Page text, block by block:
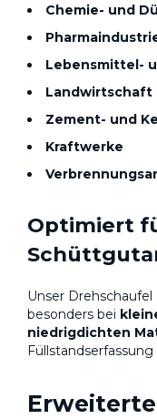
Chemie- und
Lebensmittel-
Zement- und
Kraftwerke
Optimiert
Unser
besonders bei
niedrigdichten
Erweiterte